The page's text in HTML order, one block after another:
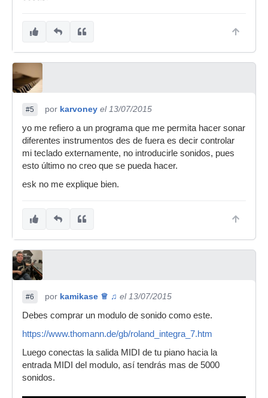
#5 por karvoney el 13/07/2015
yo me refiero a un programa que me permita hacer sonar
diferentes instrumentos des de fuera es decir controlar
mi teclado externamente, no introducirle sonidos, pues
esto último no creo que se pueda hacer.
esk no me explique bien.
#6 por kamikase ♕ ♫ el 13/07/2015
Debes comprar un modulo de sonido como este.
https://www.thomann.de/gb/roland_integra_7.htm
Luego conectas la salida MIDI de tu piano hacia la
entrada MIDI del modulo, así tendrás mas de 5000
sonidos.